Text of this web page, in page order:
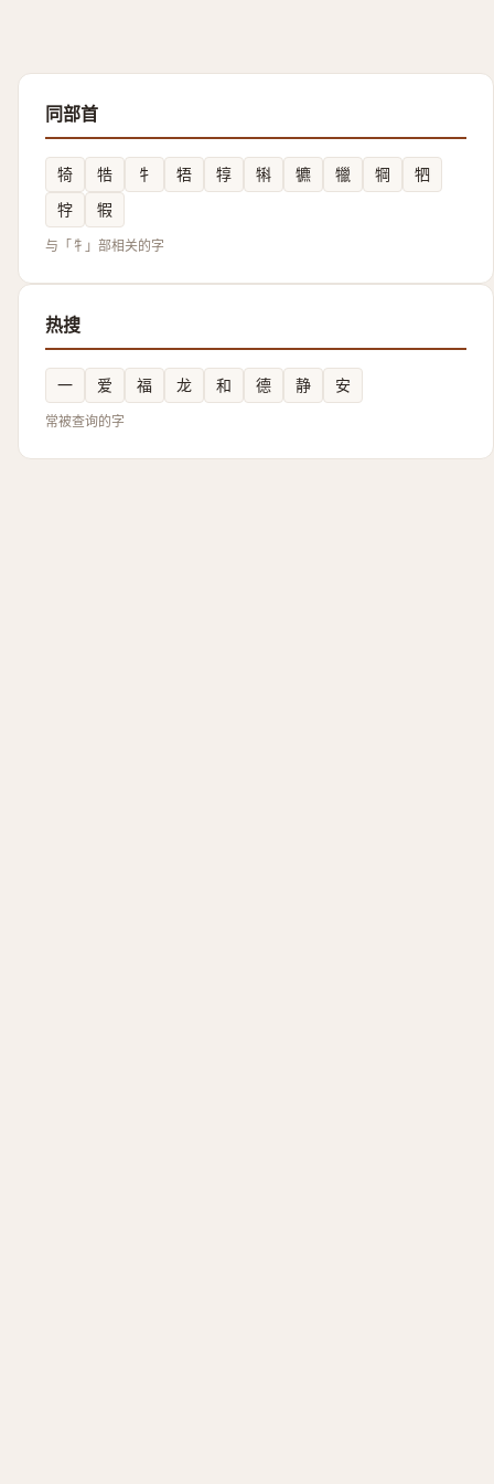
同部首
犄 牿 牜 牾 犉 犐 犥 犣 犅
牭
牸
犌
与「牜」部相关的字
热搜
一 爱 福 龙 和 德 静 安
常被查询的字